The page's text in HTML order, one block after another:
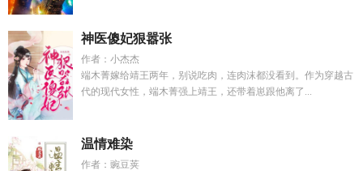
神医傻妃狠嚣张
作者：小杰杰
端木菁嫁给靖王两年，别说吃肉，连肉沫都没看到。作为穿越古
代的现代女性，端木菁强上靖王，还带着崽跟他离了...
温情难染
作者：豌豆荚